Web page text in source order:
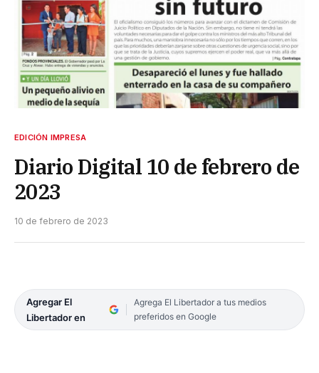
EDICIÓN IMPRESA
Diario Digital 10 de febrero de
2023
10 de febrero de 2023
Agregar El
Libertador en
Agrega El Libertador a tus medios
preferidos en Google